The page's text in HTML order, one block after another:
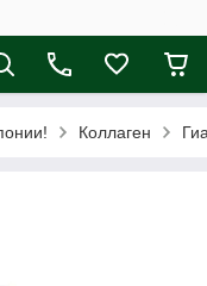
Коллаген